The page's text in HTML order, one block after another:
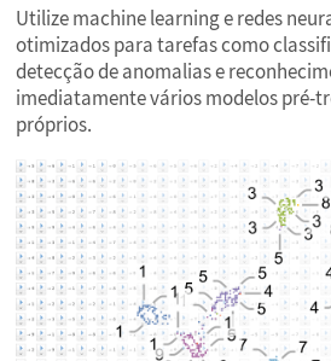
Utilize machine learning e redes
otimizados para tarefas como
detecção de anomalias e
imediatamente vários modelos pré-
próprios.